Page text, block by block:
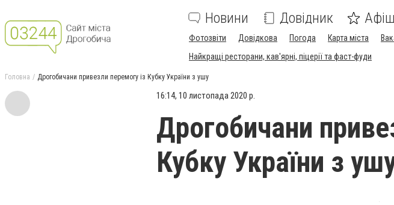
Новини Довідник
Фотозвіти Довідкова Погода Карта міста
Найкращі ресторани, кав'ярні, піцерії та фаст-фуди
Головна Дрогобичани привезли перемогу із Кубку України з ушу
16:14, 10 листопада 2020 р.
Дрогобичани
Кубку України з